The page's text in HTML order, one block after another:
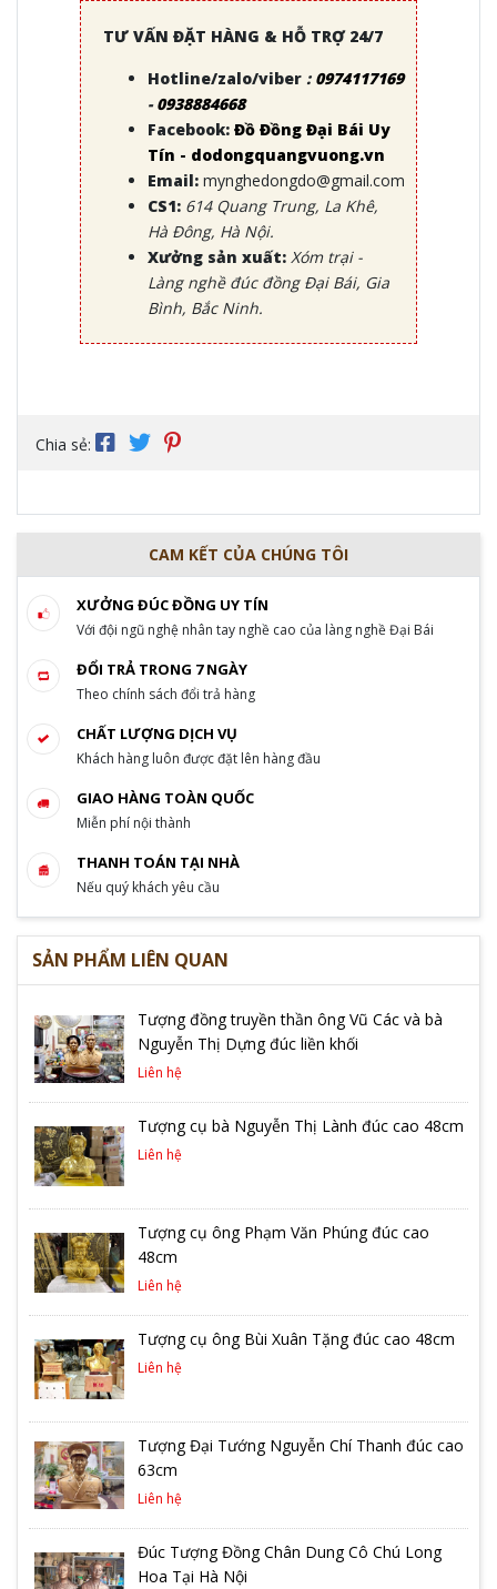
TƯ VẤN ĐẶT HÀNG & HỖ TRỢ 24/7
Hotline/zalo/viber : 0974117169
-0938884668
Facebook: Đồ Đồng Đại Bái Uy
Tín - dodongquangvuong.vn
Email: mynghedongdo@gmail.com
CS1: 614 Quang Trung, La Khê,
Hà Đông, Hà Nội.
Xưởng sản xuất: Xóm trại -
Làng nghề đúc đồng Đại Bái, Gia
Bình, Bắc Ninh.
Chia sẻ:
CAM KẾT CỦA CHÚNG TÔI
XƯỞNG ĐÚC ĐỒNG UY TÍN
Với đội ngũ nghệ nhân tay nghề cao của làng nghề Đại Bái
ĐỔI TRẢ TRONG 7 NGÀY
Theo chính sách đổi trả hàng
CHẤT LƯỢNG DỊCH VỤ
Khách hàng luôn được đặt lên hàng đầu
GIAO HÀNG TOÀN QUỐC
Miễn phí nội thành
THANH TOÁN TẠI NHÀ
Nếu quý khách yêu cầu
SẢN PHẨM LIÊN QUAN
Tượng đồng truyền thần ông Vũ Các và bà
Nguyễn Thị Dựng đúc liền khối
Liên hệ
Tượng cụ bà Nguyễn Thị Lành đúc cao 48cm
Liên hệ
Tượng cụ ông Phạm Văn Phúng đúc cao
48cm
Liên hệ
Tượng cụ ông Bùi Xuân Tặng đúc cao 48cm
Liên hệ
Tượng Đại Tướng Nguyễn Chí Thanh đúc cao
63cm
Liên hệ
Đúc Tượng Đồng Chân Dung Cô Chú Long
Hoa Tại Hà Nội